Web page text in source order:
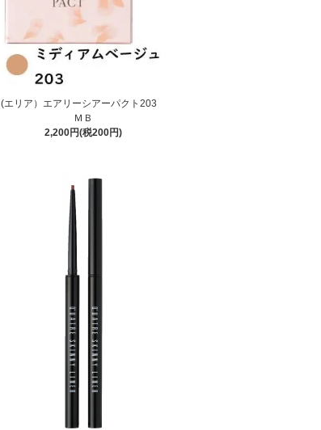
(エリア）エアリーシアーパクト203
ＭＢ
2,200円(税200円)